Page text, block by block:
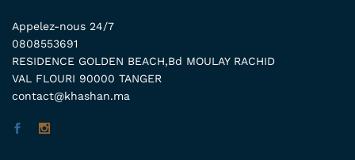
Appelez-nous 24/7
0808553691
RESIDENCE GOLDEN BEACH,Bd MOULAY RACHID
VAL FLOURI 90000 TANGER
contact@khashan.ma